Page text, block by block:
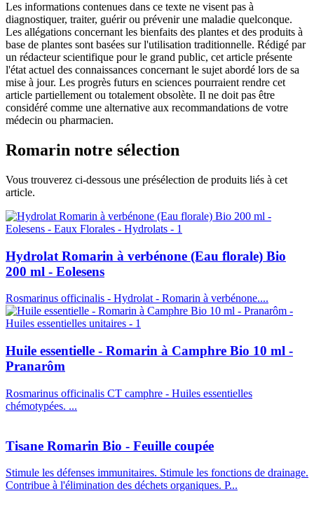
Les informations contenues dans ce texte ne visent pas à
diagnostiquer, traiter, guérir ou prévenir une maladie quelconque.
Les allégations concernant les bienfaits des plantes et des produits à
base de plantes sont basées sur l'utilisation traditionnelle. Rédigé par
un rédacteur scientifique pour le grand public, cet article présente
l'état actuel des connaissances concernant le sujet abordé lors de sa
mise à jour. Les progrès futurs en sciences pourraient rendre cet
article partiellement ou totalement obsolète. Il ne doit pas être
considéré comme une alternative aux recommandations de votre
médecin ou pharmacien.
Romarin notre sélection
Vous trouverez ci-dessous une présélection de produits liés à cet
article.
Hydrolat Romarin à verbénone (Eau florale) Bio
200 ml - Eolesens
Rosmarinus officinalis - Hydrolat - Romarin à verbénone....
Huile essentielle - Romarin à Camphre Bio 10 ml -
Pranarôm
Rosmarinus officinalis CT camphre - Huiles essentielles
chémotypées. ...
Tisane Romarin Bio - Feuille coupée
Stimule les défenses immunitaires. Stimule les fonctions de drainage.
Contribue à l'élimination des déchets organiques. P...